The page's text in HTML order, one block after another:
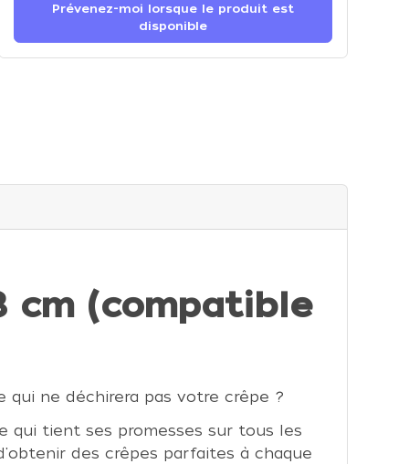
Prévenez-moi lorsque le produit est
disponible
cm (compatible
ne déchirera pas votre crêpe ?
qui tient ses promesses sur tous les
des crêpes parfaites à chaque